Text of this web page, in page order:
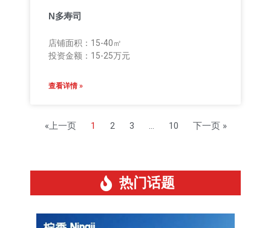
N多寿司
店铺面积：15-40㎡
投资金额：15-25万元
查看详情 »
«上一页 1 2 3 … 10 下一页 »
热门话题